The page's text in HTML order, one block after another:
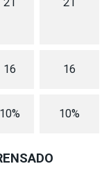
21 21
16 16
10% 10%